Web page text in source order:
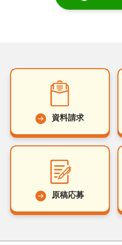
資料請求
原稿応募